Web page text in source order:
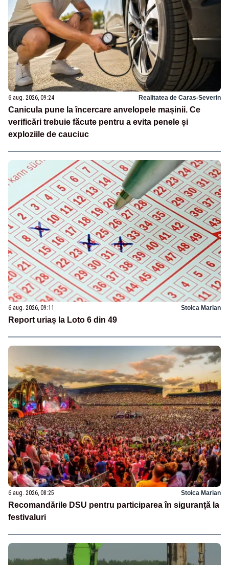
6 aug. 2026, 09:24 Realitatea de Caras-Severin
Canicula pune la încercare anvelopele mașinii. Ce
verificări trebuie făcute pentru a evita penele și
exploziile de cauciuc
6 aug. 2026, 09:11 Stoica Marian
Report uriaș la Loto 6 din 49
6 aug. 2026, 08:25 Stoica Marian
Recomandările DSU pentru participarea în siguranță la
festivaluri